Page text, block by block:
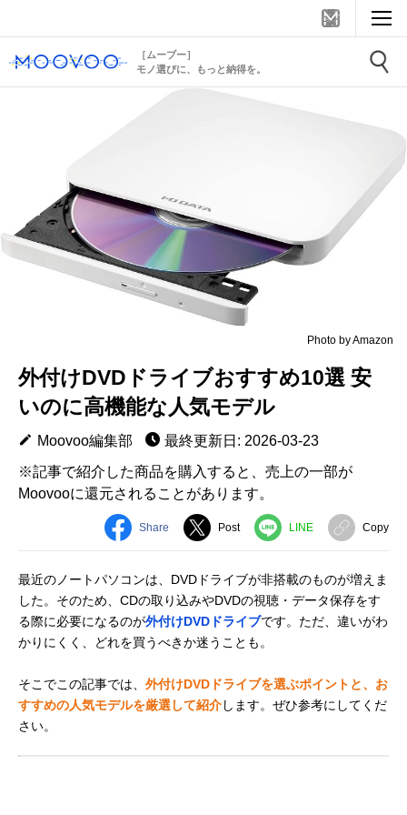
［ムーブー］
モノ選びに、もっと納得を。
Photo by Amazon
外付けDVDドライブおすすめ10選 安
いのに高機能な人気モデル
Moovoo編集部
最終更新日: 2026-03-23
※記事で紹介した商品を購入すると、売上の一部が
Moovooに還元されることがあります。
Share Post LINE Copy
最近のノートパソコンは、DVDドライブが非搭載のものが増えま
した。そのため、CDの取り込みやDVDの視聴・データ保存をす
る際に必要になるのが外付けDVDドライブです。ただ、違いがわ
かりにくく、どれを買うべきか迷うことも。
そこでこの記事では、 外付けDVDドライブを選ぶポイントと、お
すすめの人気モデルを厳選して紹介します。ぜひ参考にしてくだ
さい。